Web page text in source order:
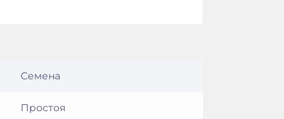
Семена
Простоя